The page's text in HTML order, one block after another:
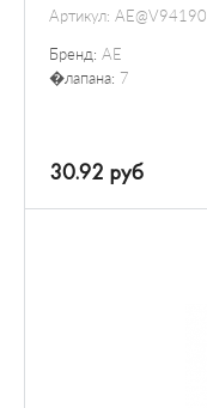
Артикул: AE@V94190
Бренд: AE
�лапана: 7
30.92 руб